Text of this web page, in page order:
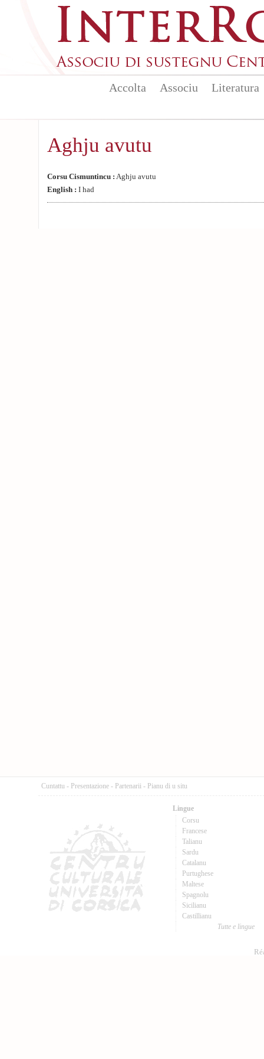
Accolta Associu Literatura
Aghju avutu
Corsu Cismuntincu : Aghju avutu
English : I had
Cuntattu - Presentazione - Partenarii - Pianu di u situ
Lingue
Corsu
Francese
Talianu
Sardu
Catalanu
Purtughese
Maltese
Spagnolu
Sicilianu
Castillianu
Tutte e lingue